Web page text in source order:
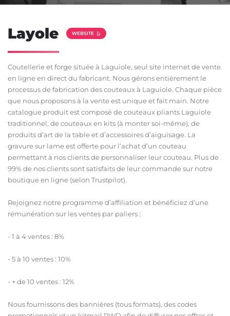
Layole WEBSITE
Coutellerie et forge située à Laguiole, seul site internet de vente
en ligne en direct du fabricant. Nous gérons entièrement le
processus de fabrication des couteaux à Laguiole. Chaque pièce
que nous proposons à la vente est unique et fait main. Notre
catalogue produit est composé de couteaux pliants Laguiole
traditionnel, de couteaux en kits (à monter soi-même), de
produits d’art de la table et d’accessoires d’aiguisage. La
gravure sur lame est offerte pour l’achat d’un couteau
permettant à nos clients de personnaliser leur couteau. Plus de
99% de nos clients sont satisfaits de leur commande sur notre
boutique en ligne (selon Trustpilot).
Rejoignez notre programme d’affiliation et bénéficiez d’une
rémunération sur les ventes par paliers :
- 1 à 4 ventes : 8%
- 5 à 10 ventes : 10%
- + de 10 ventes : 12%
Nous fournissons des bannières (tous formats), des codes